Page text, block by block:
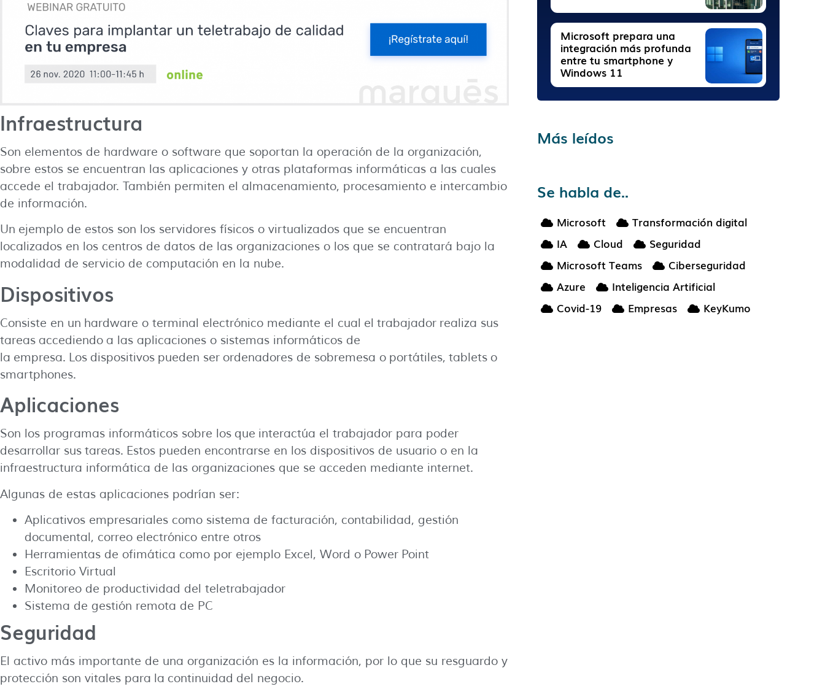
Infraestructura
Son elementos de hardware o software que soportan la operación de la organización,
sobre estos se encuentran las aplicaciones y otras plataformas informáticas a las cuales
accede el trabajador. También permiten el almacenamiento, procesamiento e intercambio
de información.
Un ejemplo de estos son los servidores físicos o virtualizados que se encuentran
localizados en los centros de datos de las organizaciones o los que se contratará bajo la
modalidad de servicio de computación en la nube.
Dispositivos
Consiste en un hardware o terminal electrónico mediante el cual el trabajador realiza sus
tareas accediendo a las aplicaciones o sistemas informáticos de
la empresa. Los dispositivos pueden ser ordenadores de sobremesa o portátiles, tablets o
smartphones.
Aplicaciones
Son los programas informáticos sobre los que interactúa el trabajador para poder
desarrollar sus tareas. Estos pueden encontrarse en los dispositivos de usuario o en la
infraestructura informática de las organizaciones que se acceden mediante internet.
Algunas de estas aplicaciones podrían ser:
Aplicativos empresariales como sistema de facturación, contabilidad, gestión
documental, correo electrónico entre otros
Herramientas de ofimática como por ejemplo Excel, Word o Power Point
Escritorio Virtual
Monitoreo de productividad del teletrabajador
Sistema de gestión remota de PC
Seguridad
El activo más importante de una organización es la información, por lo que su resguardo y
protección son vitales para la continuidad del negocio.
Microsoft prepara una
integración más profunda
entre tu smartphone y
Windows 11
Más leídos
Se habla de..
Microsoft
Transformación digital
IA
Cloud
Seguridad
Microsoft Teams
Ciberseguridad
Azure
Inteligencia Artificial
Covid-19
Empresas KeyKumo